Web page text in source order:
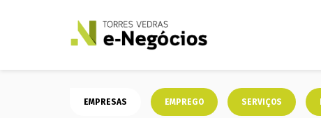
EMPRESAS EMPREGO SERVIÇOS